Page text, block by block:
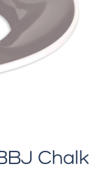
Chalk